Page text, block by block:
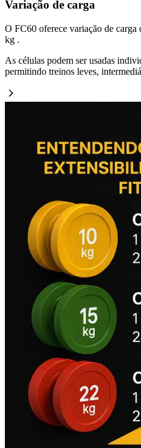
Variação de carga
O FC60 oferece variação de
kg .
As células podem ser usadas
permitindo treinos leves,